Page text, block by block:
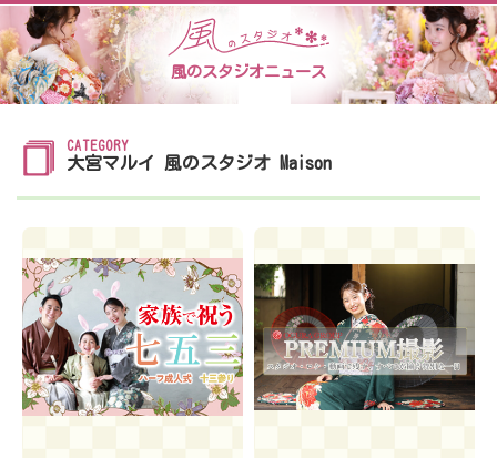
風のスタジオニュース
CATEGORY
大宮マルイ 風のスタジオ Maison